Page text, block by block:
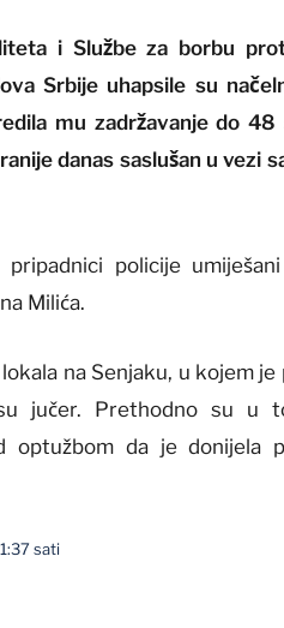
i Službe za borbu
Srbije uhapsile su
mu zadržavanje do
danas saslušan u vezi
pripadnici policije
Milića.
na Senjaku, u kojem
jučer. Prethodno su u
optužbom da je donijela
sati